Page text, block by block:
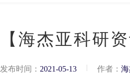
【海杰亚科研
发布时间： 2021-05-13 作者：